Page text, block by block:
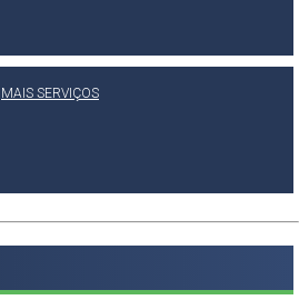
MAIS SERVIÇOS